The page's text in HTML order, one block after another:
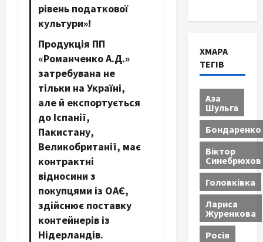
рівень податкової
культури»!
Продукція ПП
«Романченко А.Д.»
затребувана не
тільки на Україні,
але й експортується
до Іспанії,
Пакистану,
Великобританії, має
контрактні
відносини з
покупцями із ОАЄ,
здійснює поставку
контейнерів із
Нідерландів.
ХМАРА
ТЕГІВ
Аза
Шульга
Бондаренко
Віктор
Синебрюхов
Головківка
Лариса
Журенкова
Росія